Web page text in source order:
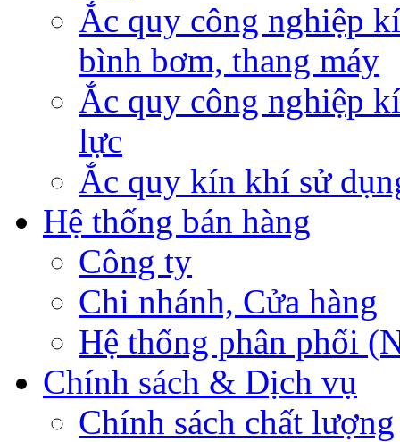
Ắc quy công nghiệp
bình bơm, thang máy
Ắc quy công nghiệp
lực
Ắc quy kín khí sử
Hệ thống bán hàng
Công ty
Chi nhánh, Cửa hàng
Hệ thống phân phối
Chính sách & Dịch vụ
Chính sách chất lượng